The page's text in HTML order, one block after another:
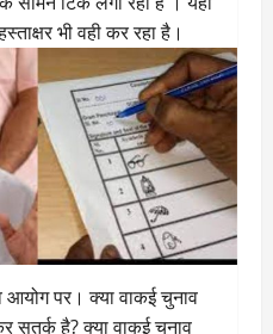
भी वही कर रहा है।
पर। क्या वाकई चुनाव
सतर्क है? क्या वाकई चुनाव